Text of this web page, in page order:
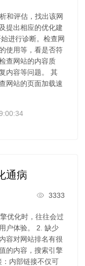
和评估，找出该网
提出相应的优化建
进行诊断。检查网
使用等，看是否符
查网站的内容质
内容等问题。 其
网站的页面加载速
通病
3333
优化时，往往会过
户体验。 2. 缺少
容对网站排名有很
的内容，搜索引擎
内部链接不仅可